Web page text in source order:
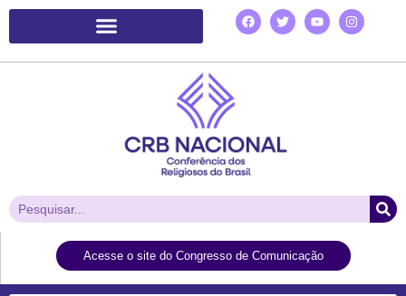
Acesse o site do Congresso de Comunicação